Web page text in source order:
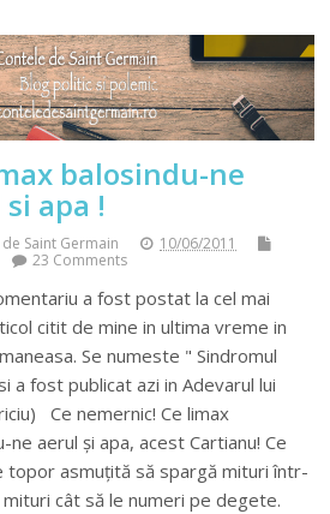
balosindu-ne
apa !
Saint Germain
10/06/2011
23 Comments
a fost postat la cel mai
citit de mine in ultima vreme in
Se numeste " Sindromul
a fost publicat azi in Adevarul lui
Ce nemernic! Ce limax
ne aerul și apa, acest Cartianu! Ce
topor asmuțită să spargă mituri într-
mituri cât să le numeri pe degete.